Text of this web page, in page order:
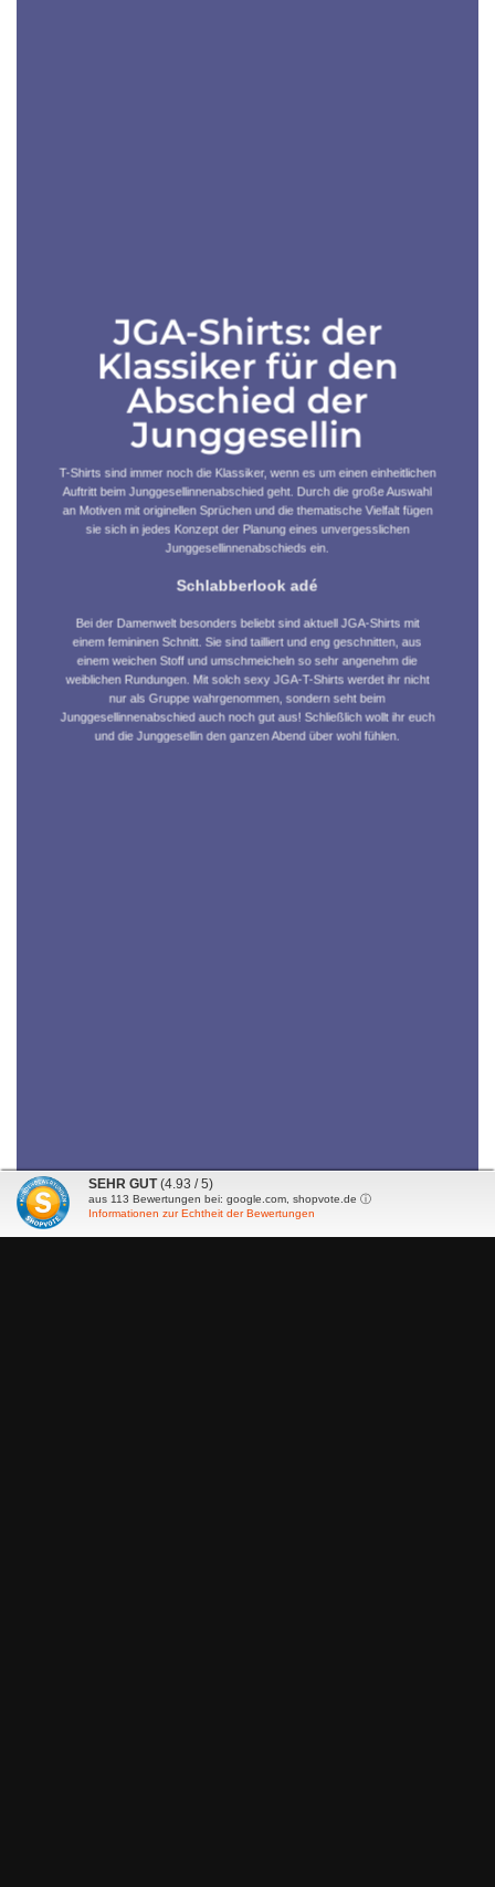
JGA-Shirts: der
Klassiker für den
Abschied der
Junggesellin
T-Shirts sind immer noch die Klassiker, wenn es um einen einheitlichen
Auftritt beim Junggesellinnenabschied geht. Durch die große Auswahl
an Motiven mit originellen Sprüchen und die thematische Vielfalt fügen
sie sich in jedes Konzept der Planung eines unvergesslichen
Junggesellinnenabschieds ein.
Schlabberlook adé
Bei der Damenwelt besonders beliebt sind aktuell JGA-Shirts mit
einem femininen Schnitt. Sie sind tailliert und eng geschnitten, aus
einem weichen Stoff und umschmeicheln so sehr angenehm die
weiblichen Rundungen. Mit solch sexy JGA-T-Shirts werdet ihr nicht
nur als Gruppe wahrgenommen, sondern seht beim
Junggesellinnenabschied auch noch gut aus! Schließlich wollt ihr euch
und die Junggesellin den ganzen Abend über wohl fühlen.
SEHR GUT (4.93 / 5)
aus 113 Bewertungen bei: google.com, shopvote.de ⓘ
Informationen zur Echtheit der Bewertungen